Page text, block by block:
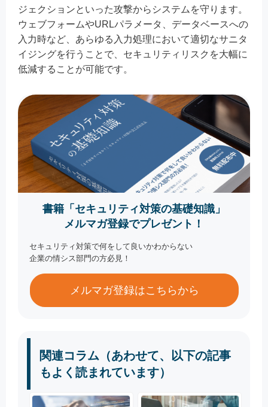
ジェクションといった攻撃からシステムを守ります。
ウェブフォームやURLパラメータ、データベースへの
入力時など、あらゆる入力処理において適切なサニタ
イジングを行うことで、セキュリティリスクを大幅に
低減することが可能です。
書籍「セキュリティ対策の基礎知識」
メルマガ登録でプレゼント！
セキュリティ対策で何をして良いかわからない
企業の情シス部門の方必見！
メルマガ登録はこちらから
関連コラム（あわせて、以下の記事
もよく読まれています）